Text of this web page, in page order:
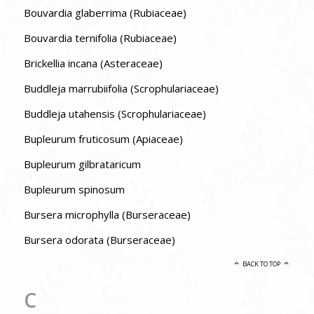
Bouvardia glaberrima (Rubiaceae)
Bouvardia ternifolia (Rubiaceae)
Brickellia incana (Asteraceae)
Buddleja marrubiifolia (Scrophulariaceae)
Buddleja utahensis (Scrophulariaceae)
Bupleurum fruticosum (Apiaceae)
Bupleurum gilbrataricum
Bupleurum spinosum
Bursera microphylla (Burseraceae)
Bursera odorata (Burseraceae)
BACK TO TOP
C